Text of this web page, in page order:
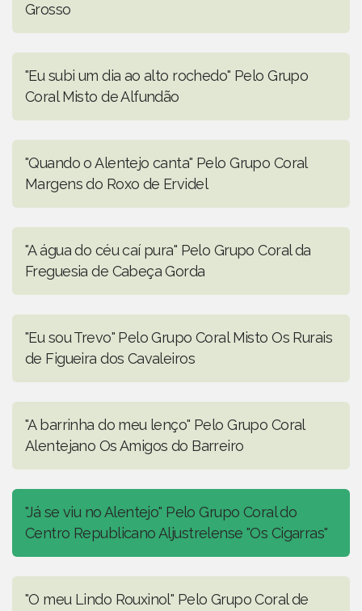
Grosso
"Eu subi um dia ao alto rochedo" Pelo Grupo
Coral Misto de Alfundão
"Quando o Alentejo canta" Pelo Grupo Coral
Margens do Roxo de Ervidel
"A água do céu caí pura" Pelo Grupo Coral da
Freguesia de Cabeça Gorda
"Eu sou Trevo" Pelo Grupo Coral Misto Os Rurais
de Figueira dos Cavaleiros
"A barrinha do meu lenço" Pelo Grupo Coral
Alentejano Os Amigos do Barreiro
"Já se viu no Alentejo" Pelo Grupo Coral do
Centro Republicano Aljustrelense "Os Cigarras"
"O meu Lindo Rouxinol" Pelo Grupo Coral de